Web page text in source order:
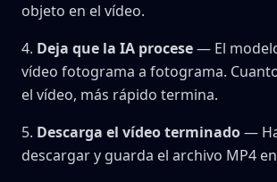
objeto en el vídeo.
Deja que la IA procese— El
vídeo fotograma a fotograma.
el vídeo, más rápido termina.
Descarga el vídeo terminado—
descargar y guarda el archivo MP4